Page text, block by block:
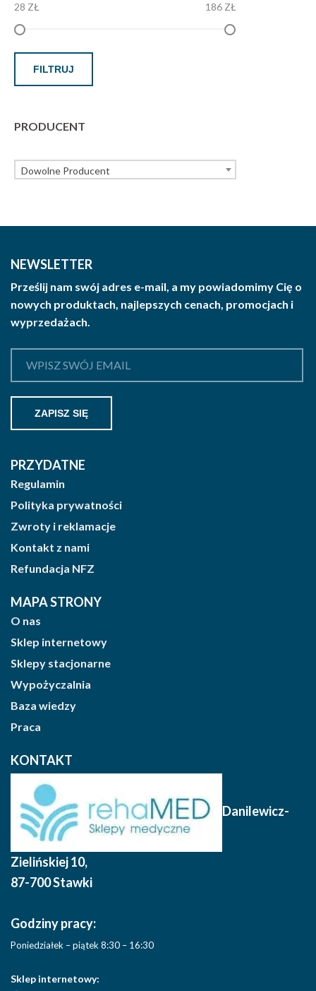
28 ZŁ 186 ZŁ
FILTRUJ
PRODUCENT
Dowolne Producent
NEWSLETTER
Prześlij nam swój adres e-mail, a my powiadomimy Cię o
nowych produktach, najlepszych cenach, promocjach i
wyprzedażach.
PRZYDATNE
Regulamin
Polityka prywatności
Zwroty i reklamacje
Kontakt z nami
Refundacja NFZ
MAPA STRONY
O nas
Sklep internetowy
Sklepy stacjonarne
Wypożyczalnia
Baza wiedzy
Praca
KONTAKT
Danilewicz-
Zielińskiej 10,
87-700 Stawki
Godziny pracy:
Poniedziałek – piątek 8:30 – 16:30
Sklep internetowy: